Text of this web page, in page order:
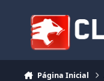
Página Inicial